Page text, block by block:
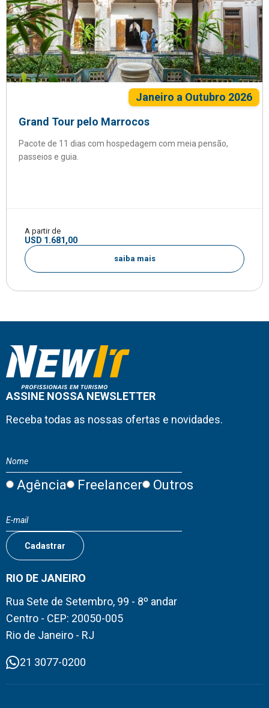
Janeiro a Outubro 2026
Grand Tour pelo Marrocos
Pacote de 11 dias com hospedagem com meia pensão,
passeios e guia.
A partir de
USD 1.681,00
saiba mais
ASSINE NOSSA NEWSLETTER
Receba todas as nossas ofertas e novidades.
Agência Freelancer Outros
RIO DE JANEIRO
Rua Sete de Setembro, 99 - 8º andar
Centro - CEP: 20050-005
Rio de Janeiro - RJ
21 3077-0200